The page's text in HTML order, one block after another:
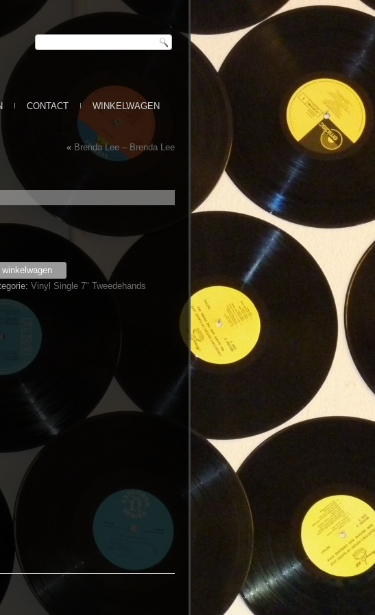
CONTACT
WINKELWAGEN
« Brenda Lee ‎– Brenda Lee
Vinyl Single 7" Tweedehands